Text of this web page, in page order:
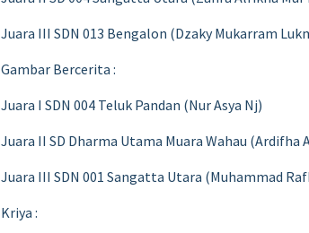
Juara III SDN 013 Bengalon (Dzaky Mukarram
Gambar Bercerita :
Juara I SDN 004 Teluk Pandan (Nur Asya Nj)
Juara II SD Dharma Utama Muara Wahau (Ardifha
Juara III SDN 001 Sangatta Utara (Muhammad
Kriya :